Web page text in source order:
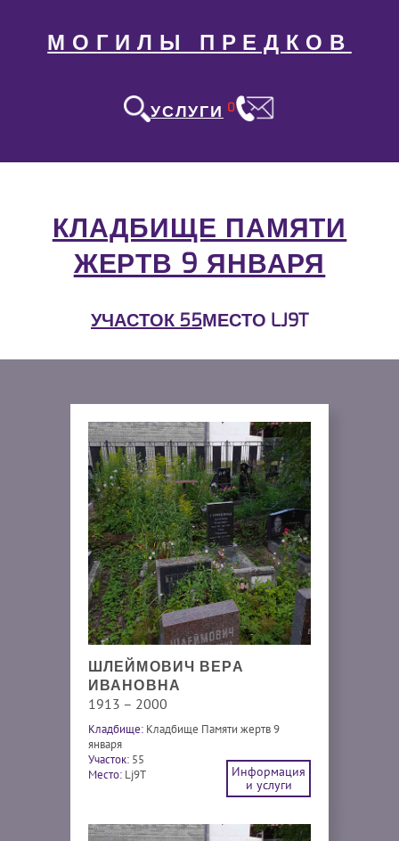
МОГИЛЫ ПРЕДКОВ
УСЛУГИ 0
КЛАДБИЩЕ ПАМЯТИ
ЖЕРТВ 9 ЯНВАРЯ
УЧАСТОК 55МЕСТО LJ9T
ШЛЕЙМОВИЧ ВЕРА
ИВАНОВНА
1913 – 2000
Кладбище: Кладбище Памяти жертв 9
января
Участок: 55
Место: Lj9T
Информация
и услуги